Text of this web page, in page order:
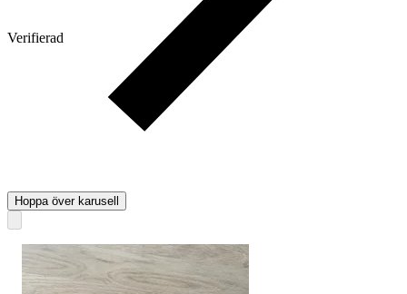
Verifierad
Hoppa över karusell